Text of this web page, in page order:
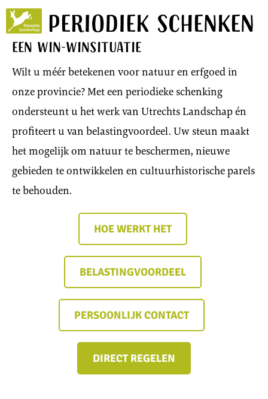
Utrechts
Landschap
Periodiek schenken
een win-winsituatie
Wilt u méér betekenen voor natuur en erfgoed in
onze provincie? Met een periodieke schenking
ondersteunt u het werk van Utrechts Landschap én
profiteert u van belastingvoordeel. Uw steun maakt
het mogelijk om natuur te beschermen, nieuwe
gebieden te ontwikkelen en cultuurhistorische parels
te behouden.
HOE WERKT HET
BELASTINGVOORDEEL
PERSOONLIJK CONTACT
DIRECT REGELEN